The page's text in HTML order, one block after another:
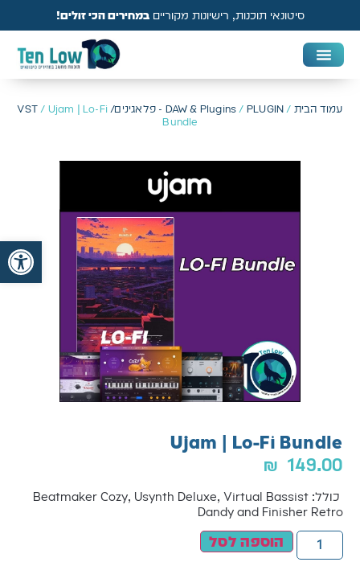
סיטונאי תוכנות, רישיונות מקורייםבמחירים הכי זולים!
עמוד הבית /
DAW & Plugins/ PLUGIN - פלאגינים/ VST
/ Ujam | Lo-Fi
Bundle
Ujam | Lo-Fi Bundle
₪ 149.00
כולל: Beatmaker Cozy, Usynth Deluxe, Virtual Bassist
Dandy and Finisher Retro
הוספה לסל